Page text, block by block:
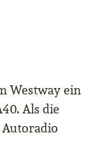
Westway ein
Als die